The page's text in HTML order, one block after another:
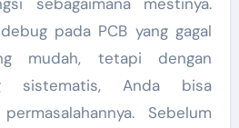
pada PCB yang gagal
mudah, tetapi dengan
sistematis, Anda bisa
Sebelum